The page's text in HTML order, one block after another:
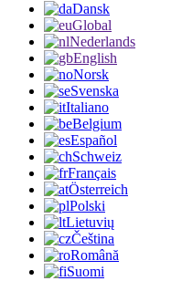
Dansk
Global
Nederlands
English
Norsk
Svenska
Italiano
Belgium
Español
Schweiz
Français
Österreich
Polski
Lietuvių
Čeština
Română
Suomi